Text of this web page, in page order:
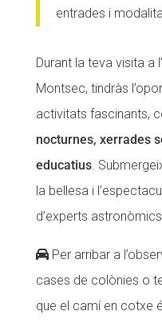
entrades i
Durant la teva visita a
Montsec, tindràs
activitats fascinants,
nocturnes, xerrades
educatius.
la bellesa i
d’experts
Per arribar a
cases de colònies o
que el camí en cotxe